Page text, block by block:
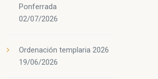
Ponferrada
02/07/2026
Ordenación templaria 2026
19/06/2026